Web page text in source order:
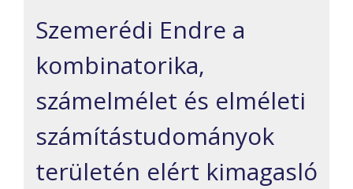
Szemerédi Endre a
kombinatorika,
számelmélet és elméleti
számítástudományok
területén elért kimagasló